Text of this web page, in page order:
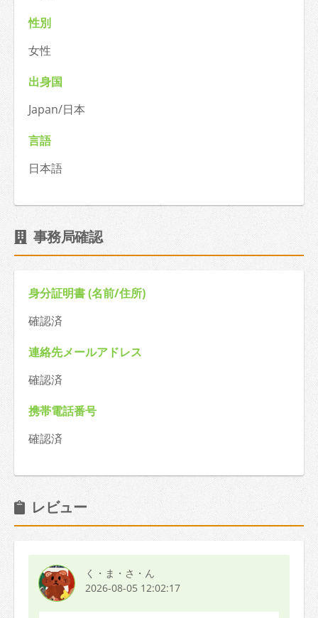
性別
女性
出身国
Japan/日本
言語
日本語
事務局確認
身分証明書 (名前/住所)
確認済
連絡先メールアドレス
確認済
携帯電話番号
確認済
レビュー
く・ま・さ・ん
2026-08-05 12:02:17